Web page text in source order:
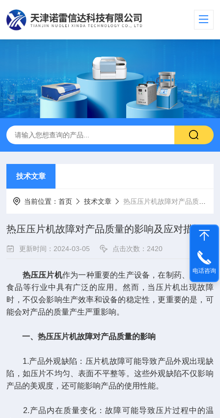
技术文章
当前位置：首页 技术文章 热压压片机故障对产品质量的影响及应对措施
热压压片机故障对产品质量的影响及应对措施
更新时间：2024-03-05 点击次数：2420
热压压片机作为一种重要的生产设备，在制药、化工、
食品等行业中具有广泛的应用。然而，当压片机出现故障
时，不仅会影响生产效率和设备的稳定性，更重要的是，可
能会对产品的质量产生严重影响。
一、热压压片机故障对产品质量的影响
1.产品外观缺陷：压片机故障可能导致产品外观出现缺
陷，如压片不均匀、表面不平整等。这些外观缺陷不仅影响
产品的美观度，还可能影响产品的使用性能。
2.产品内在质量变化：故障可能导致压片过程中的温
电话咨询